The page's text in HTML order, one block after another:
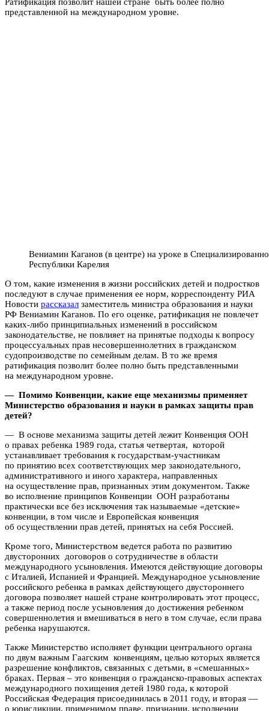
представленной на международном уровне.
Вениамин Каганов (в центре) на уроке в
Республики Карелия
О том, какие изменения в жизни российских детей и подростков
последуют в случае применения ее норм, корреспонденту РИА
Новости рассказал заместитель министра образования и науки
РФ Вениамин Каганов. По его оценке, ратификация не повлечет
каких-либо принципиальных изменений в российском
законодательстве, не повлияет на принятые подходы к вопросу
процессуальных прав несовершеннолетних в гражданском
судопроизводстве по семейным делам. В то же время
ратификация позволит более полно быть представленными
на международном уровне.
— Помимо Конвенции, какие еще механизмы применяет
Министерство образования и науки в рамках защиты прав
детей?
— В основе механизма защиты детей лежит Конвенция ООН
о правах ребенка 1989 года, статья четвертая, которой
устанавливает требования к государствам-участникам
по принятию всех соответствующих мер законодательного,
административного и иного характера, направленных
на осуществление прав, признанных этим документом. Также
во исполнение принципов Конвенции ООН разработаны
практически все без исключения так называемые «детские»
конвенции, в том числе и Европейская конвенция
об осуществлении прав детей, принятых на себя Россией.
Кроме того, Министерством ведется работа по развитию
двусторонних договоров о сотрудничестве в области
международного усыновления. Имеются действующие договоры
с Италией, Испанией и Францией. Международное усыновление
российского ребенка в рамках действующего двустороннего
договора позволяет нашей стране контролировать этот процесс,
а также период после усыновления до достижения ребенком
совершеннолетия и вмешиваться в него в том случае, если права
ребенка нарушаются.
Также Министерство исполняет функции центрального органа
по двум важным Гаагским конвенциям, целью которых является
разрешение конфликтов, связанных с детьми, в «смешанных»
браках. Первая – это конвенция о гражданско-правовых аспектах
международного похищения детей 1980 года, к которой
Российская Федерация присоединилась в 2011 году, и вторая —
о юрисдикции, применимом праве, признании, исполнении